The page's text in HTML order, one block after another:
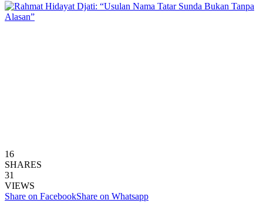
16
SHARES
31
VIEWS
Share on FacebookShare on Whatsapp